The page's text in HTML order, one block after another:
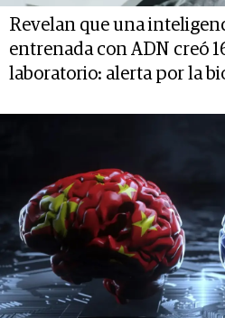
Revelan que una
entrenada con ADN creó
laboratorio: alerta por la